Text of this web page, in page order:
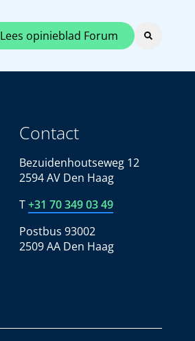
Lees opinieblad Forum
Contact
Bezuidenhoutseweg 12
2594 AV Den Haag
T+31 70 349 03 49
Postbus 93002
2509 AA Den Haag